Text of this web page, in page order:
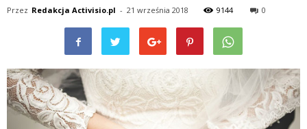
Przez Redakcja Activisio.pl - 21 września 2018 9144 0